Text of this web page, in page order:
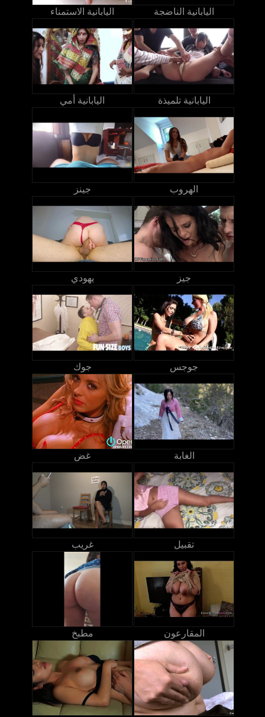
اليابانية الاستمناء اليابانية الناضجة
اليابانية أمي اليابانية تلميذة
جينز الهروب
يهودي جيز
جوك جوجس
غض الغابة
غريب تقبيل
مطبخ المقارعون